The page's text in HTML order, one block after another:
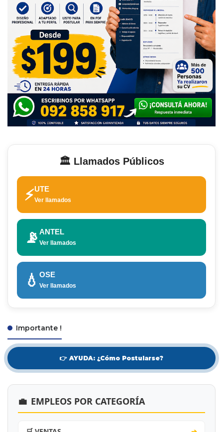
🏛️ Llamados Públicos
⚡UTE
Ver llamados
📡 ANTEL
Ver llamados
💧 OSE
Ver llamados
Importante !
👉 AYUDA: ¿Cómo Postularse?
💼 EMPLEOS POR CATEGORÍA